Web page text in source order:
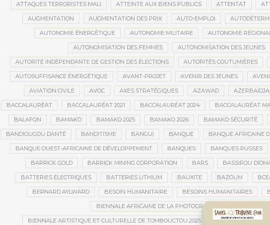
ATTAQUES TERRORISTES MALI ATTEINTE AUX BIENS PUBLICS ATTENTAT
AUGMENTATION AUGMENTATION DES PRIX AUTO-EMPLOI
AUTONOMIE ÉNERGÉTIQUE AUTONOMIE MILITAIRE AUTONOMIE
AUTONOMISATION DES FEMMES AUTONOMISATION DES JEUNES
AUTORITÉ INDÉPENDANTE DE GESTION DES ÉLECTIONS AUTORITÉS COUTUMIÈRES
AUTOSUFFISANCE ÉNERGÉTIQUE AVANT-PROJET AVENIR DES JEUNES
AVIATION CIVILE AVOC AXES STRATÉGIQUES AZAWAD
BACCALAURÉAT BACCALAURÉAT 2021 BACCALAURÉAT 2024 BACCALAURÉAT
BALAFON BAMAKO BAMAKO 2025 BAMAKO 2026 BAMAKO SÉCURITÉ
BANDIOUGOU DANTÉ BANDITISME BANGUI BANQUE BANQUE AFRICAINE
BANQUE OUEST-AFRICAINE DE DÉVELOPPEMENT BANQUES BANQUES RUSSES
BARRICK GOLD BARRICK MINING CORPORATION BARS BASSIROU
BATTERIES ÉLECTRIQUES BATTERIES LITHIUM BAUXITE BAZOUM
BERNARD AYLWARD BESOIN HUMANITAIRE BESOINS HUMANITAIRES
BIENNALE AFRICAINE DE LA PHOTOGRAPHIE
BIENNALE ARTISTIQUE ET CULTURELLE DE TOMBOUCTOU 2025 BIENNALE